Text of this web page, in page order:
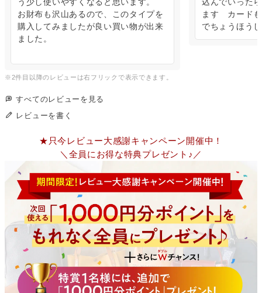
お財布も沢山あるので、このタイプを
購入してみましたが良い買い物が出来
ました。
ます　カード
でちょうほう
すべてのレビューを見る
レビューを書く
★只今レビュー大感謝キャンペーン開催中！
＼全員にお得な特典プレゼント♪／